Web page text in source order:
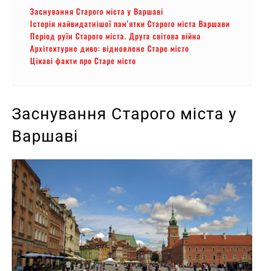
Заснування Старого міста у Варшаві
Історія найвидатнішої пам’ятки Старого міста Варшави
Період руїн Старого міста. Друга світова війна
Архітектурне диво: відновлене Старе місто
Цікаві факти про Старе місто
Заснування Старого міста у
Варшаві